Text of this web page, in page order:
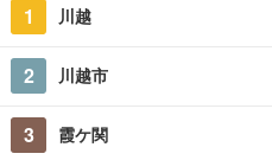
1 川越
2 川越市
3 霞ケ関